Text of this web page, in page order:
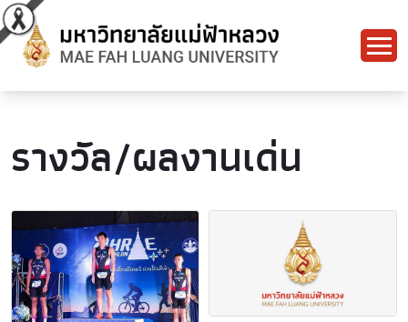
รางวัล/ผลงานเด่น